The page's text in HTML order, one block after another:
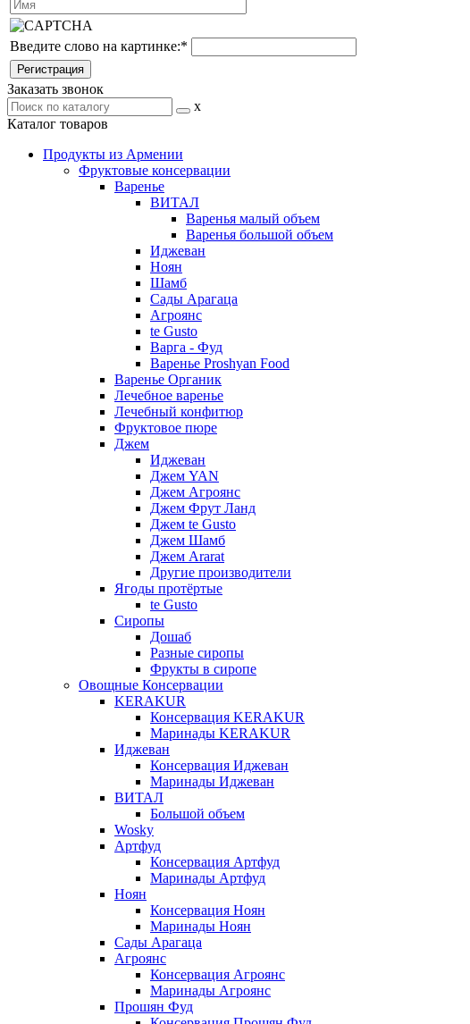
Введите слово на картинке:*
Заказать звонок
x
Каталог товаров
Продукты из Армении
Фруктовые консервации
Варенье
ВИТАЛ
Варенья малый объем
Варенья большой объем
Иджеван
Ноян
Шамб
Сады Арагаца
Агроянс
te Gusto
Варга - Фуд
Варенье Proshyan Food
Варенье Органик
Лечебное варенье
Лечебный конфитюр
Фруктовое пюре
Джем
Иджеван
Джем YAN
Джем Агроянс
Джем Фрут Ланд
Джем te Gusto
Джем Шамб
Джем Ararat
Другие производители
Ягоды протёртые
te Gusto
Сиропы
Дошаб
Разные сиропы
Фрукты в сиропе
Овощные Консервации
KERAKUR
Консервация KERAKUR
Маринады KERAKUR
Иджеван
Консервация Иджеван
Маринады Иджеван
ВИТАЛ
Большой объем
Wosky
Артфуд
Консервация Артфуд
Маринады Артфуд
Ноян
Консервация Ноян
Маринады Ноян
Сады Арагаца
Агроянс
Консервация Агроянс
Маринады Агроянс
Прошян Фуд